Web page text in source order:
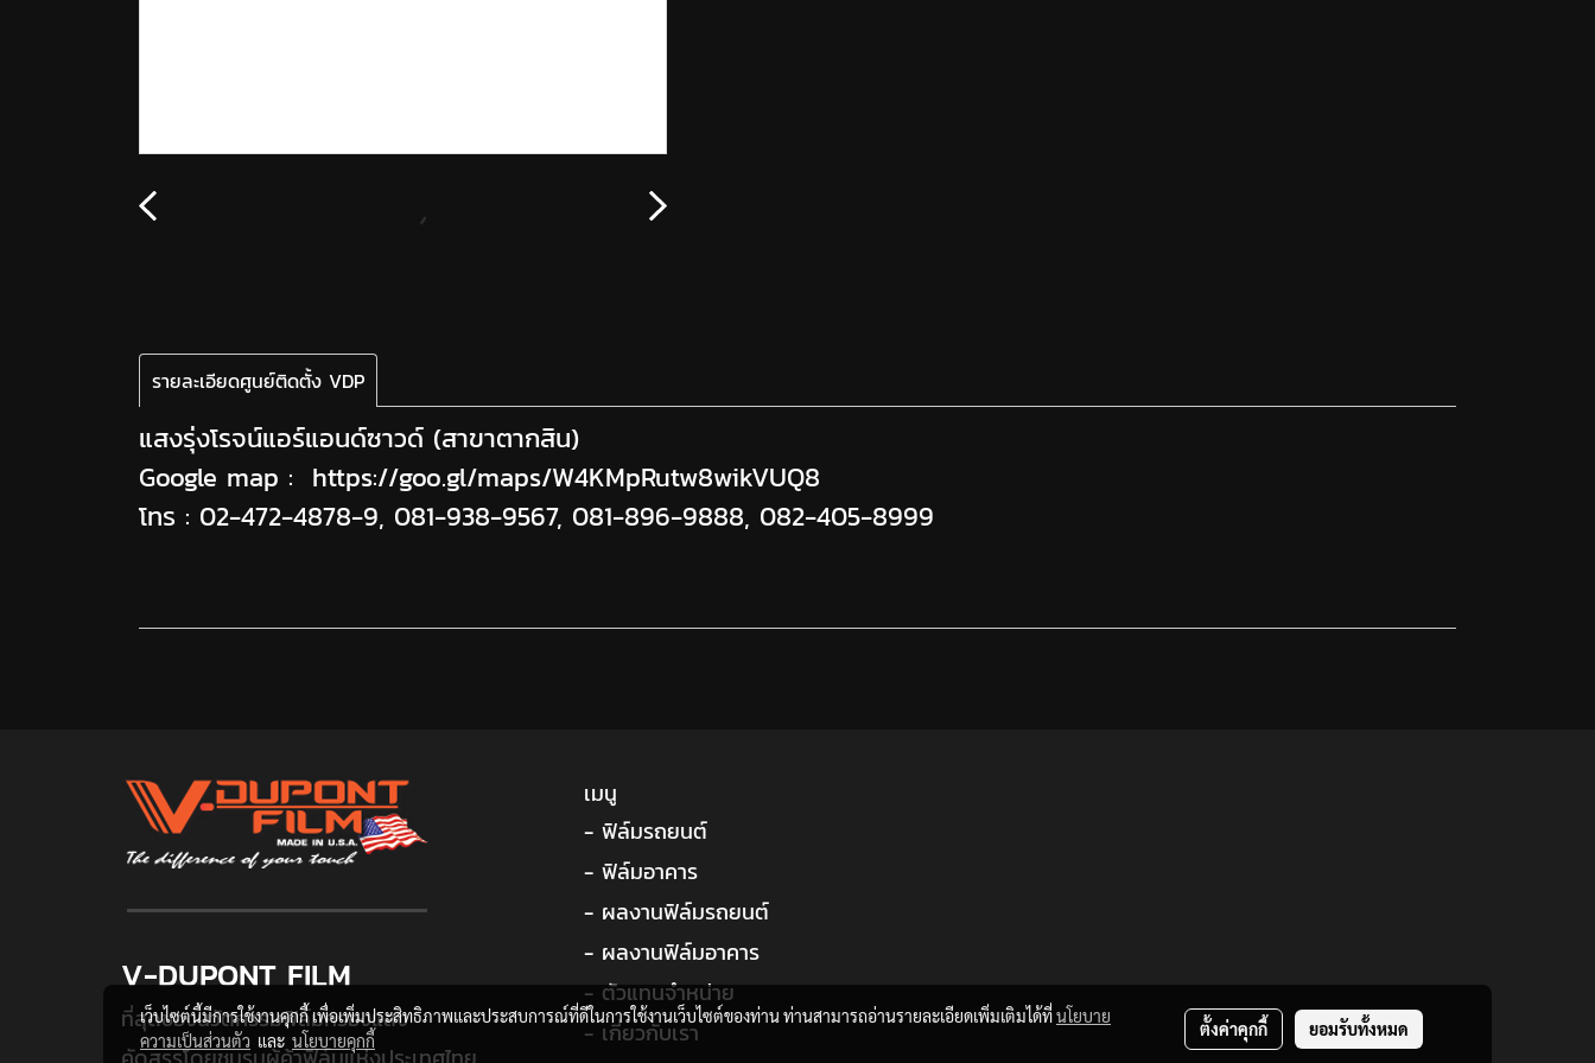
รายละเอียดศูนย์ติดตั้ง VDP
แสงรุ่งโรจน์แอร์แอนด์ซาวด์ (สาขาตากสิน)
Google map : https://goo.gl/maps/W4KMpRutw8wikVUQ8
โทร : 02-472-4878-9, 081-938-9567, 081-896-9888, 082-405-8999
V-DUPONT FILM
ที่สุดของนวัตกรรมฟิล์มกรองแสง
เมนู
- ฟิล์มรถยนต์
- ฟิล์มอาคาร
- ผลงานฟิล์มรถยนต์
- ผลงานฟิล์มอาคาร
- ตัวแทนจำหน่าย
- เกี่ยวกับเรา
เว็บไซต์นี้มีการใช้งานคุกกี้ เพื่อเพิ่มประสิทธิภาพและประสบการณ์ที่ดีในการใช้งานเว็บไซต์ของท่าน ท่านสามารถอ่านรายละเอียดเพิ่มเติมได้ที่นโยบาย
ความเป็นส่วนตัว และ นโยบายคุกกี้
ตั้งค่าคุกกี้ ยอมรับทั้งหมด